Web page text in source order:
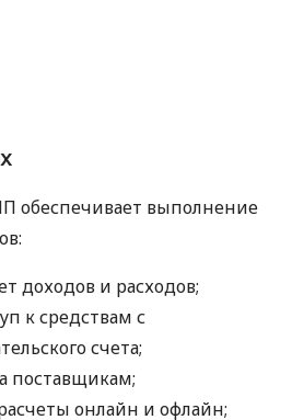
обеспечивает выполнение
доходов и расходов;
к средствам с
счета;
поставщикам;
онлайн и офлайн;